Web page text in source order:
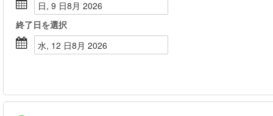
日, 9 日8月 2026
終了日を選択
水, 12 日8月 2026